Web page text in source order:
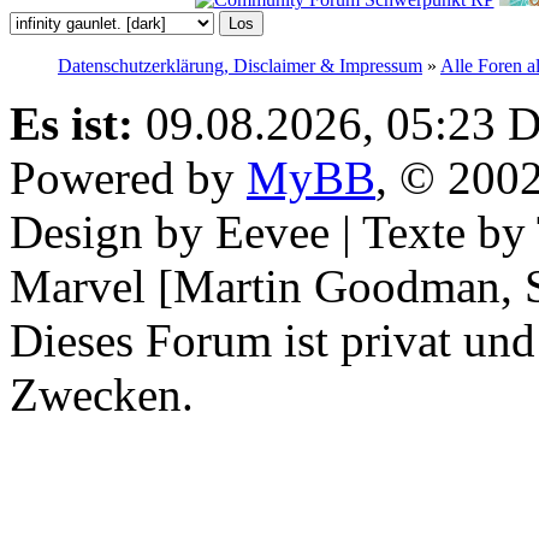
Datenschutzerklärung, Disclaimer & Impressum » Alle Foren
Es ist: 09.08.2026, 05:23
Powered by MyBB, ©
Design by Eevee | Texte
Marvel [Martin Goodman,
Dieses Forum ist privat
Zwecken.